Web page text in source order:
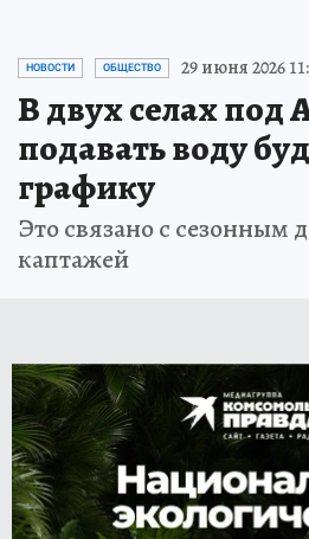
НОВОСТИ ОБЩЕСТВО 29 июня 2026
В двух селах под
подавать воду
графику
Это связано с сезонным
каптажей